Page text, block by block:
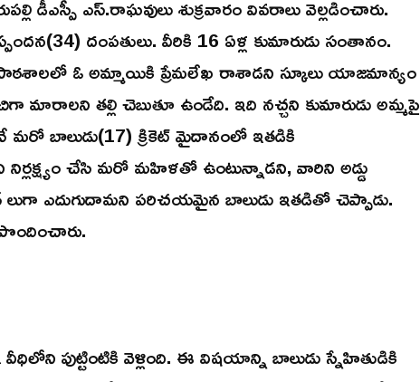
డీఎస్పీ ఎస్.రాఘవులు శుక్రవారం వివరాలు వెల్లడించారు.
దంపతులు. వీరికి 16 ఏళ్ల కుమారుడు సంతానం.
పాఠశాలలో ఓ అమ్మాయికి ప్రేమలేఖ రాశాడని స్కూలు యాజమాన్యం
మారాలని తల్లి చెబుతూ ఉండేది. ఇది నచ్చని కుమారుడు అమ్మపై
మరో బాలుడు(17) క్రికెట్ మైదానంలో ఇతడికి
చేసి మరో మహిళతో ఉంటున్నాడని, వారిని అడ్డు
లుగా ఎదుగుదామని పరిచయమైన బాలుడు ఇతడితో చెప్పాడు.
పుట్టింటికి వెళ్లింది. ఈ విషయాన్ని బాలుడు స్నేహితుడికి